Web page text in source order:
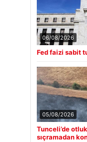
06/08/2026
Fed faizi sabit
05/08/2026
Tunceli’de
sıçramadan